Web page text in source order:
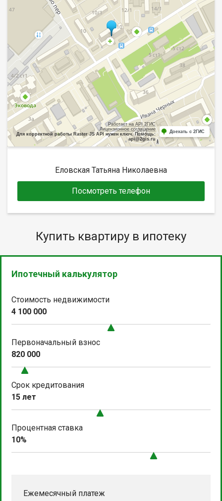
Работает на API 2ГИС
Лицензионное соглашение
Для корректной работы Raster JS API нужен ключ. Помощь:
api@2gis.ru
Доехать с 2ГИС
Еловская Татьяна Николаевна
Посмотреть телефон
Купить квартиру в ипотеку
Ипотечный калькулятор
Стоимость недвижимости
4 100 000
Первоначальный взнос
820 000
Срок кредитования
15 лет
Процентная ставка
10%
Ежемесячный платеж